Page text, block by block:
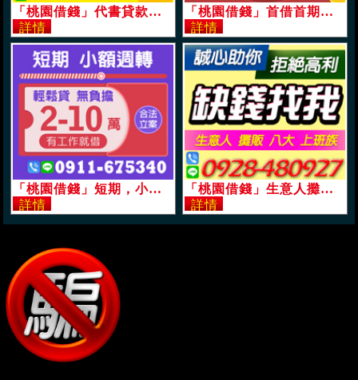
「桃園借錢」代書貸款，小額借款，民間信貸，利率最低，審核最快「即樂貸」 「桃園借錢」首借首期免息，當天放款月息200起，來電就借「即樂貸」
「桃園借錢」短期，小額周轉，輕鬆貸，無負擔，2-10萬有工作就借，合法立案「即樂貸」 「桃園借錢」生意人攤販上班族，缺錢請找我，拒絕高利，誠心助您，可提前清償，當日過件「即樂貸」